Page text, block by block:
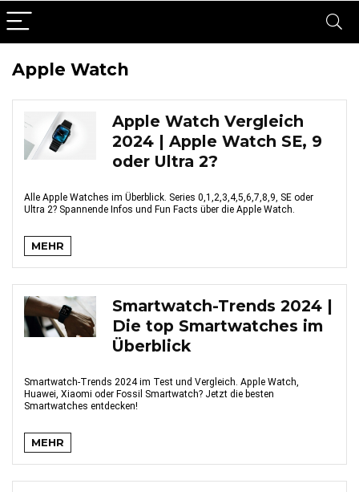
Apple Watch
Apple Watch Vergleich
2024 | Apple Watch SE, 9
oder Ultra 2?
Alle Apple Watches im Überblick. Series 0,1,2,3,4,5,6,7,8,9, SE oder
Ultra 2? Spannende Infos und Fun Facts über die Apple Watch.
MEHR
Smartwatch-Trends 2024 |
Die top Smartwatches im
Überblick
Smartwatch-Trends 2024 im Test und Vergleich. Apple Watch,
Huawei, Xiaomi oder Fossil Smartwatch? Jetzt die besten
Smartwatches entdecken!
MEHR